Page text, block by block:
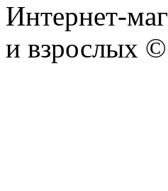
Интернет-
и взрослых